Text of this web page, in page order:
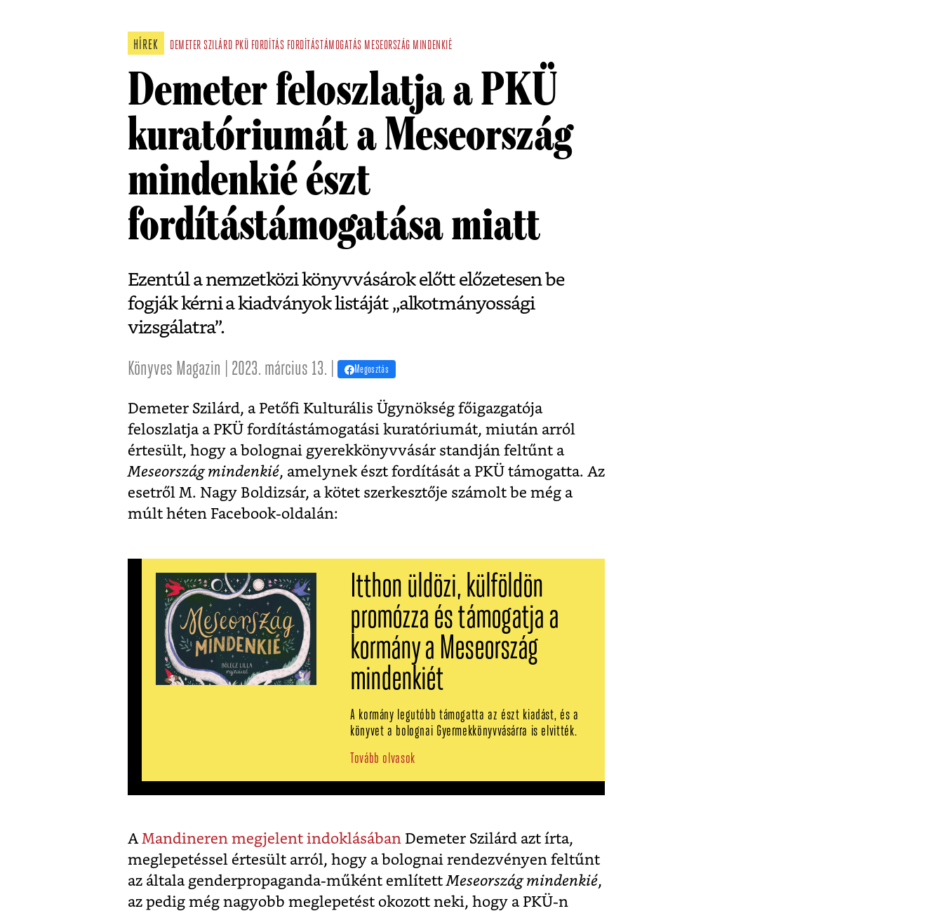
HÍREK DEMETER SZILÁRD PKÜ FORDÍTÁS FORDÍTÁSTÁMOGATÁS MESEORSZÁG MINDENKIÉ
Demeter feloszlatja a PKÜ
kuratóriumát a Meseország
mindenkié észt
fordítástámogatása miatt
Ezentúl a nemzetközi könyvvásárok előtt előzetesen be
fogják kérni a kiadványok listáját „alkotmányossági
vizsgálatra”.
Könyves Magazin | 2023. március 13. | Megosztás
Demeter Szilárd, a Petőfi Kulturális Ügynökség főigazgatója
feloszlatja a PKÜ fordítástámogatási kuratóriumát, miután arról
értesült, hogy a bolognai gyerekkönyvvásár standján feltűnt a
Meseország mindenkié, amelynek észt fordítását a PKÜ támogatta. Az
esetről M. Nagy Boldizsár, a kötet szerkesztője számolt be még a
múlt héten Facebook-oldalán:
Itthon üldözi, külföldön
promózza és támogatja a
kormány a Meseország
mindenkiét
A kormány legutóbb támogatta az észt kiadást, és a
könyvet a bolognai Gyermekkönyvvásárra is elvitték.
Tovább olvasok
AMandineren megjelent indoklásában Demeter Szilárd azt írta,
meglepetéssel értesült arról, hogy a bolognai rendezvényen feltűnt
az általa genderpropaganda-műként említettMeseország mindenkié,
az pedig még nagyobb meglepetést okozott neki, hogy a PKÜ-n